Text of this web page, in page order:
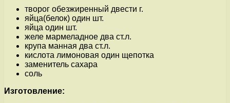
творог обезжиренный двести г.
яйца(белок) один шт.
яйца один шт.
желе мармеладное два ст.л.
крупа манная два ст.л.
кислота лимоновая один щепотка
заменитель сахара
соль
Изготовление: